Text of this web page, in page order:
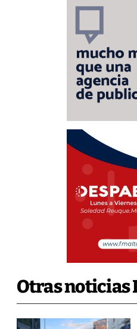
Otras noticias